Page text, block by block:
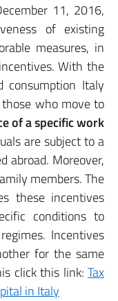
11, 2016,
of existing
measures, in
With the
Italy
who move to
of a specific work
are subject to a
abroad. Moreover,
members. The
these incentives
conditions to
Incentives
for the same
click this link: Tax
in Italy